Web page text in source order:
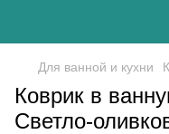
Для ванной и кухни
Коврик в
Светло-